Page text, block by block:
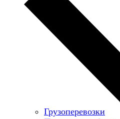
Грузоперевозки